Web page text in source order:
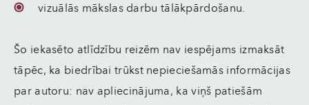
vizuālās mākslas darbu tālākpārdošanu.
Šo iekasēto atlīdzību reizēm nav iespējams izmaksāt
tāpēc, ka biedrībai trūkst nepieciešamās informācijas
par autoru: nav apliecinājuma, ka viņš patiešām